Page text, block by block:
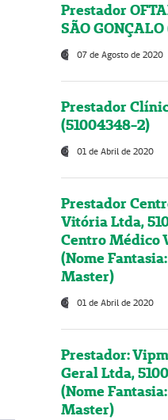
Prestador
SÃO
07 de Agosto de 2020
Prestador
(51004348-2)
01 de Abril de 2020
Prestador
Vitória Ltda,
Centro Médico
(Nome
Master)
01 de Abril de 2020
Prestador:
Geral Ltda,
(Nome
Master)